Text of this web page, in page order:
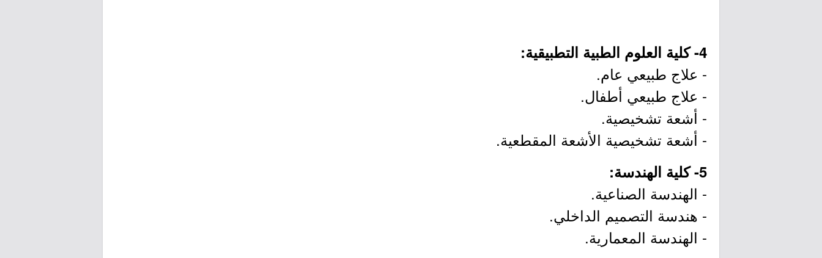
4- كلية العلوم الطبية التطبيقية:
- علاج طبيعي عام.
- علاج طبيعي أطفال.
- أشعة تشخيصية.
- أشعة تشخيصية الأشعة المقطعية.
5- كلية الهندسة:
- الهندسة الصناعية.
- هندسة التصميم الداخلي.
- الهندسة المعمارية.